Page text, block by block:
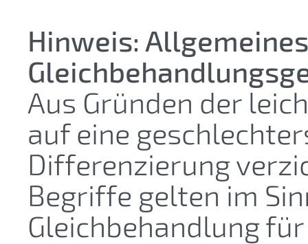
Hinweis: Allgemeines
Aus Gründen der
auf eine
Differenzierung
Begriffe gelten im
Gleichbehandlung